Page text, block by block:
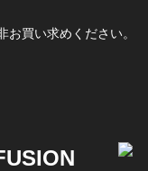
買い求めください。